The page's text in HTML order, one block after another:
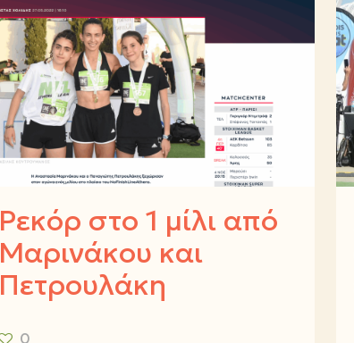
Ρεκόρ στο 1 μίλι από
Μαρινάκου και
Πετρουλάκη
0